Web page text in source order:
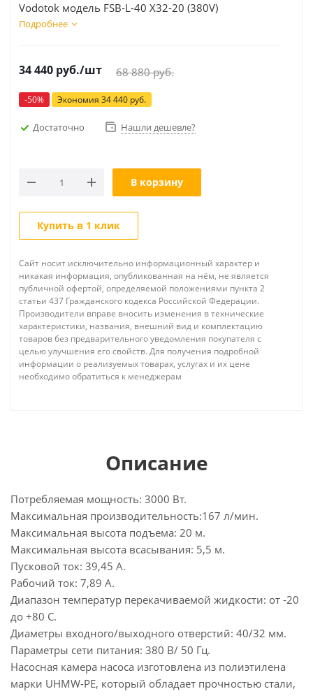
Vodotok модель FSB-L-40 X32-20 (380V)
Подробнее
34 440 руб./шт 68 880руб.
-50% Экономия 34 440 руб.
Достаточно Нашли дешевле?
В корзину
Купить в 1 клик
Сайт носит исключительно информационный характер и
никакая информация, опубликованная на нём, не является
публичной офертой, определяемой положениями пункта 2
статьи 437 Гражданского кодекса Российской Федерации.
Производители вправе вносить изменения в технические
характеристики, названия, внешний вид и комплектацию
товаров без предварительного уведомления покупателя с
целью улучшения его свойств. Для получения подробной
информации о реализуемых товарах, услугах и их цене
необходимо обратиться к менеджерам
Описание
Потребляемая мощность: 3000 Вт.
Максимальная производительность:167 л/мин.
Максимальная высота подъема: 20 м.
Максимальная высота всасывания: 5,5 м.
Пусковой ток: 39,45 А.
Рабочий ток: 7,89 А.
Диапазон температур перекачиваемой жидкости: от -20
до +80 С.
Диаметры входного/выходного отверстий: 40/32 мм.
Параметры сети питания: 380 В/ 50 Гц.
Насосная камера насоса изготовлена из полиэтилена
марки UHMW-PE, который обладает прочностью стали,